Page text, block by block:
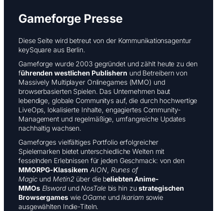
Gameforge Presse
Diese Seite wird betreut von der Kommunikationsagentur
keySquare aus Berlin.
Gameforge wurde 2003 gegründet und zählt heute zu den
führenden westlichen Publishern und Betreibern von
Massively Multiplayer Onlinegames (MMO) und
browserbasierten Spielen. Das Unternehmen baut
lebendige, globale Communitys auf, die durch hochwertige
LiveOps, lokalisierte Inhalte, engagiertes Community-
Management und regelmäßige, umfangreiche Updates
nachhaltig wachsen.
Gameforges vielfältiges Portfolio erfolgreicher
Spielemarken bietet unterschiedliche Welten mit
fesselnden Erlebnissen für jeden Geschmack: von den
MMORPG-Klassikern AION, Runes of
Magic und Metin2 über die beliebten Anime-
MMOs Elsword und NosTalebis hin zustrategischen
Browsergameswie OGameundIkariamsowie
ausgewählten Indie-Titeln.